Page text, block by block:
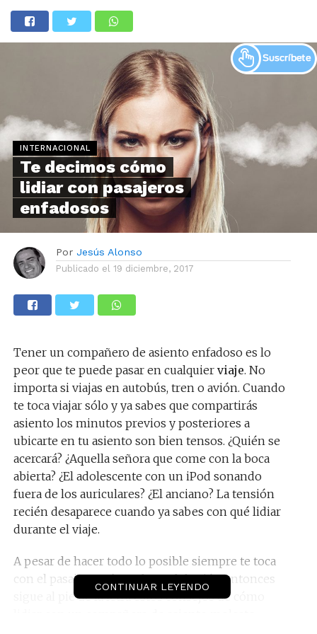
INTERNACIONAL
Te decimos cómo
lidiar con pasajeros
enfadosos
Por Jesús Alonso
Publicado el 19 diciembre, 2017
Tener un compañero de asiento enfadoso es lo
peor que te puede pasar en cualquier viaje. No
importa si viajas en autobús, tren o avión. Cuando
te toca viajar sólo y ya sabes que compartirás
asiento los minutos previos y posteriores a
ubicarte en tu asiento son bien tensos. ¿Quién se
acercará? ¿Aquella señora que come con la boca
abierta? ¿El adolescente con un iPod sonando
fuera de los auriculares? ¿El anciano? La tensión
recién desaparece cuando ya sabes con qué lidiar
durante el viaje.
A pesar de hacer todo lo posible siempre te toca
con el pasajero más molesto del avión entonces
sigue al pie de la letra estos consejos de
CONTINUAR LEYENDO